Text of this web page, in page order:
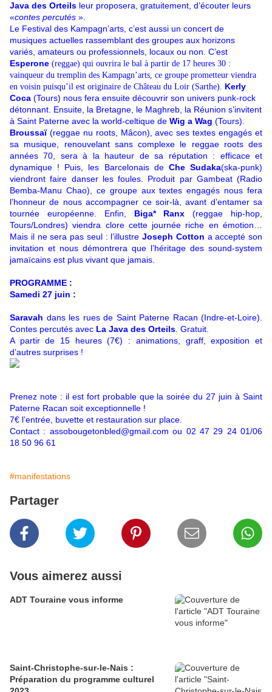
Java des Orteils leur proposera, gratuitement, d’écouter leurs
«contes percutés ».
Le Festival des Kampagn’arts, c’est aussi un concert de
musiques actuelles rassemblant des groupes aux horizons
variés, amateurs ou professionnels, locaux ou non. C’est
Esperone (reggae) qui ouvrira le bal à partir de 17 heures 30 :
vainqueur du tremplin des Kampagn’arts, ce groupe prometteur viendra
en voisin puisqu’il est originaire de Château du Loir (Sarthe). Kerly
Coca (Tours) nous fera ensuite découvrir son univers punk-rock
détonnant. Ensuite, la Bretagne, le Maghreb, la Réunion s’invitent
à Saint Paterne avec la world-celtique de Wig a Wag (Tours).
Broussaï(reggae nu roots, Mâcon), avec ses textes engagés et
sa musique, renouvelant sans complexe le reggae roots des
années 70, sera à la hauteur de sa réputation : efficace et
dynamique ! Puis, les Barcelonais de Che Sudaka(ska-punk)
viendront faire danser les foules. Produit par Gambeat (Radio
Bemba-Manu Chao), ce groupe aux textes engagés nous fera
l’honneur de nous accompagner ce soir-là, avant d’entamer sa
tournée européenne. Enfin, Biga* Ranx (reggae hip-hop,
Tours/Londres) viendra clore cette journée riche en émotion…
Mais il ne sera pas seul : l’illustre Joseph Cotton a accepté son
invitation et nous démontrera que l’héritage des sound-system
jamaïcains est plus vivant que jamais.
PROGRAMME :
Samedi 27 juin :
Saravah dans les rues de Saint Paterne Racan (Indre-et-Loire).
Contes percutés avec La Java des Orteils . Gratuit.
A partir de 15 heures (7€) : animations, graff, exposition et
d’autres surprises !
Prenez note : il est fort probable que la soirée du 27 juin à Saint
Paterne Racan soit exceptionnelle !
7€ l’entrée, buvette et restauration sur place.
Contact : assobougetonbled@gmail.com ou 02 47 29 24 01/06
18 50 96 61
#manifestations
Partager
Vous aimerez aussi
ADT Touraine vous informe
Saint-Christophe-sur-le-Nais :
Préparation du programme culturel